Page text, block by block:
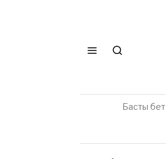
Басты бет